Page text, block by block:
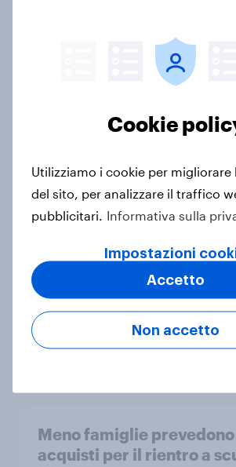
Il vantaggio del digitale:
vegetariani e vegani
Il tè e le tisane
abitudini, preferenze e
Report
Loner Consumer: nuovi
comportamenti
solitudine, autonomia e
Meno famiglie
acquisti per il rientro a
Cookie
Utilizziamo i cookie per
del sito, per analizzare il traffico
pubblicitari.
Informativa sulla
Impostazioni
Non accetto
Accetto